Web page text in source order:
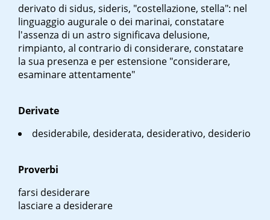
derivato di sidus, sideris, "costellazione, stella": nel
linguaggio augurale o dei marinai, constatare
l'assenza di un astro significava delusione,
rimpianto, al contrario di considerare, constatare
la sua presenza e per estensione "considerare,
esaminare attentamente"
Derivate
desiderabile, desiderata, desiderativo, desiderio
Proverbi
farsi desiderare
lasciare a desiderare